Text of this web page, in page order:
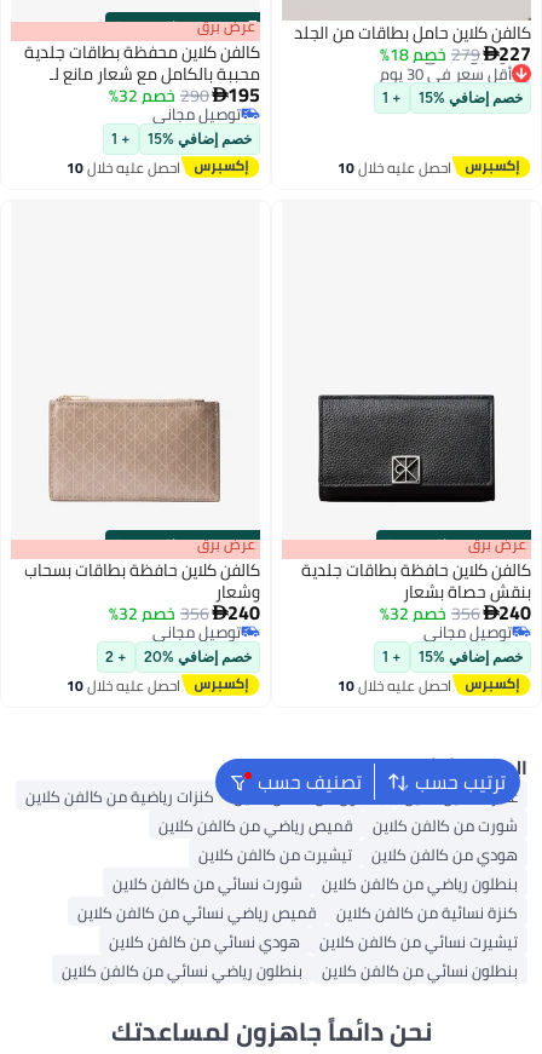
كالفن كلاين حامل بطاقات من الجلد
227
279خصم 18%
أقل سعر في 30 يوم
توصيل مجاني
أقل سعر في 30 يوم
خصم إضافي %15 + 1
احصل عليه خلال10
اغسطس
00m:00s
·باقي 100% عرض برق
كالفن كلاين محفظة بطاقات جلدية
محببة بالكامل مع شعار مانع لـ
195
290خصم 32%
توصيل مجاني
توصيل مجاني
خصم إضافي %15 + 1
احصل عليه خلال10
اغسطس
00m:00s
·باقي 100% عرض برق
كالفن كلاين حافظة بطاقات جلدية
بنقش حصاة بشعار
240
356خصم 32%
توصيل مجاني
توصيل مجاني
خصم إضافي %15 + 1
احصل عليه خلال10
00m:00s
·باقي 100% عرض برق
كالفن كلاين حافظة بطاقات بسحاب
وشعار
240
356خصم 32%
توصيل مجاني
توصيل مجاني
خصم إضافي %20 + 2
احصل عليه خلال10
ترتيب حسب تصنيف حسب البحث الشائع
عطر كالفين كلاين بنطلون من كالفن كلاين
كنزات رياضية من كالفن كلاين
شورت من كالفن كلاين
قميص رياضي من كالفن كلاين
هودي من كالفن كلاين
تيشيرت من كالفن كلاين
بنطلون رياضي من كالفن كلاين
شورت نسائي من كالفن كلاين
كنزة نسائية من كالفن كلاين
قميص رياضي نسائي من كالفن كلاين
تيشيرت نسائي من كالفن كلاين
هودي نسائي من كالفن كلاين
بنطلون نسائي من كالفن كلاين
بنطلون رياضي نسائي من كالفن كلاين
نحن دائماً جاهزون لمساعدتك